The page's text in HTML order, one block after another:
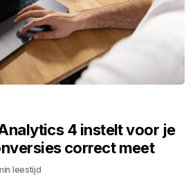
4 instelt voor je
correct meet
leestijd